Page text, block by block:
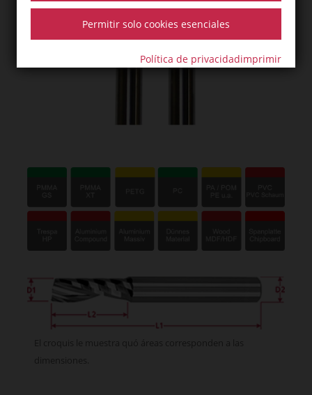
Permitir solo cookies esenciales
Política de privacidadimprimir